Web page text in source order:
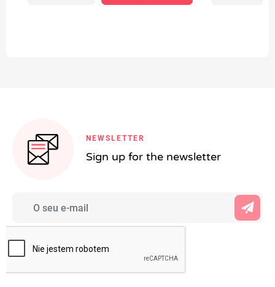
NEWSLETTER
Sign up for the newsletter